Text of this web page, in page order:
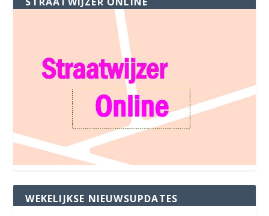
WEKELIJKSE NIEUWSUPDATES